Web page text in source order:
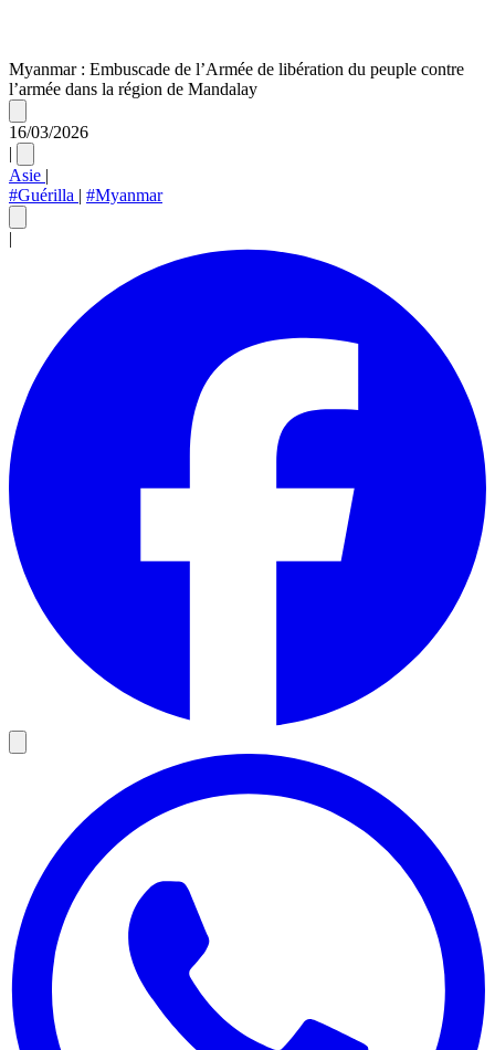
Myanmar : Embuscade de l’Armée de libération du peuple contre
l’armée dans la région de Mandalay
16/03/2026
|
Asie |
#Guérilla | #Myanmar
|